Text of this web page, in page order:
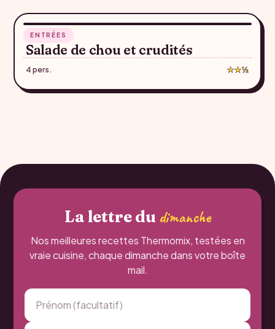
ENTRÉES
Salade de chou et crudités
4 pers. ★★½
La lettre du dimanche
Nos meilleures recettes Thermomix, testées en
vraie cuisine, chaque dimanche dans votre boîte
mail.